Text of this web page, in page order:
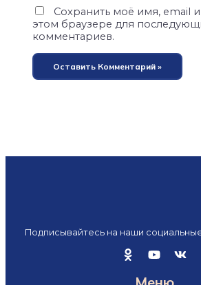
Сохранить моё имя, email и
этом браузере для
комментариев.
Подписывайтесь на наши